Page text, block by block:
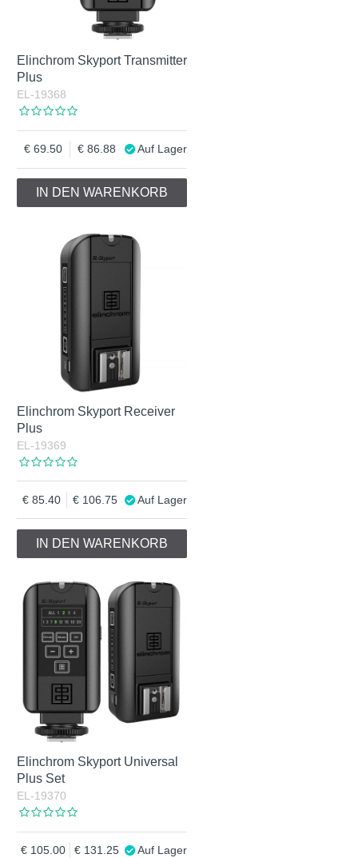
Elinchrom Skyport Transmitter
Plus
EL-19368
69.50 86.88 Auf Lager
IN DEN WARENKORB
Elinchrom Skyport Receiver
Plus
EL-19369
85.40 106.75 Auf Lager
IN DEN WARENKORB
Elinchrom Skyport Universal
Plus Set
EL-19370
105.00 131.25 Auf Lager